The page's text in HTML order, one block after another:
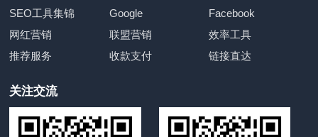
SEO工具集锦
Google
Facebook
网红营销
联盟营销
效率工具
推荐服务
收款支付 链接直达
关注交流